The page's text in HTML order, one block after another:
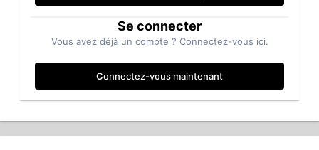
Se connecter
Vous avez déjà un compte ? Connectez-vous ici.
Connectez-vous maintenant